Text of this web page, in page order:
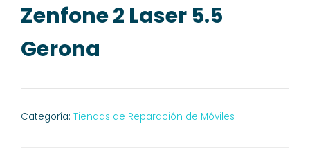
Zenfone 2 Laser 5.5
Gerona
Categoría: Tiendas de Reparación de Móviles